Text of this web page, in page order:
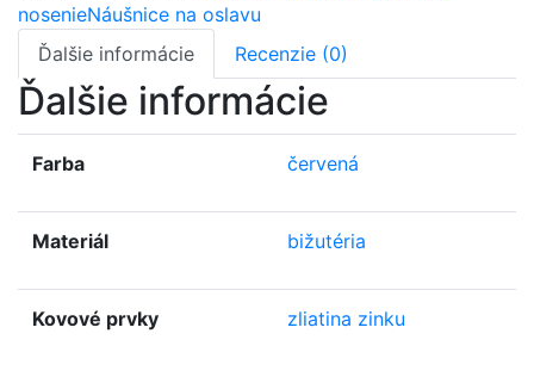
nosenieNáušnice na oslavu
Ďalšie informácie
Recenzie (0)
Ďalšie informácie
Farba červená
Materiál bižutéria
Kovové prvky zliatina zinku